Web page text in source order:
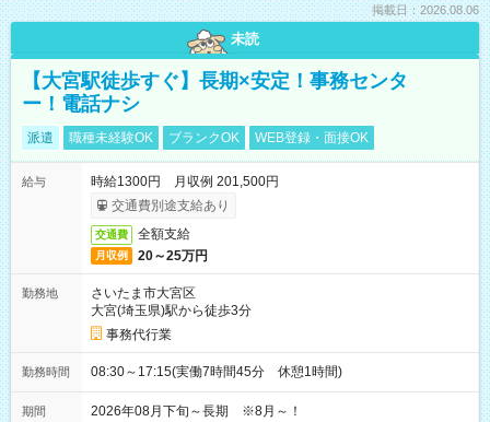
掲載日：2026.08.06
未読
【大宮駅徒歩すぐ】長期×安定！事務センタ
ー！電話ナシ
派遣 職種未経験OK ブランクOK WEB登録・面接OK
給与
時給1300円 月収例 201,500円
交通費別途支給あり
交通費 全額支給
月収例 20～25万円
勤務地
さいたま市大宮区
大宮(埼玉県)駅から徒歩3分
事務代行業
勤務時間 08:30～17:15(実働7時間45分 休憩1時間)
期間 2026年08月下旬～長期 ※8月～！